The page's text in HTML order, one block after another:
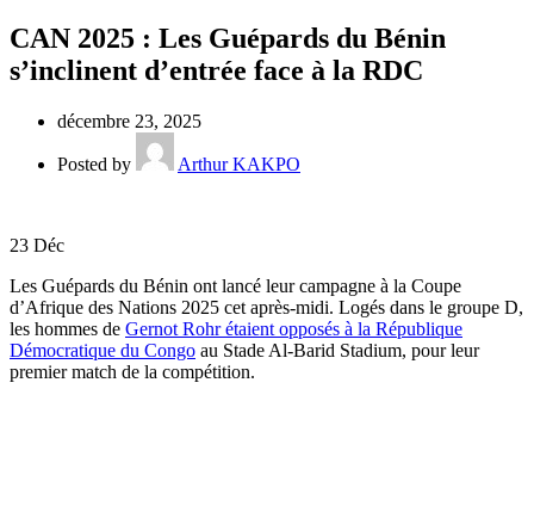
CAN 2025 : Les Guépards du Bénin
s’inclinent d’entrée face à la RDC
décembre 23, 2025
Posted by Arthur KAKPO
23 Déc
Les Guépards du Bénin ont lancé leur campagne à la Coupe
d’Afrique des Nations 2025 cet après-midi. Logés dans le groupe D,
les hommes de Gernot Rohr étaient opposés à la République
Démocratique du Congo au Stade Al-Barid Stadium, pour leur
premier match de la compétition.